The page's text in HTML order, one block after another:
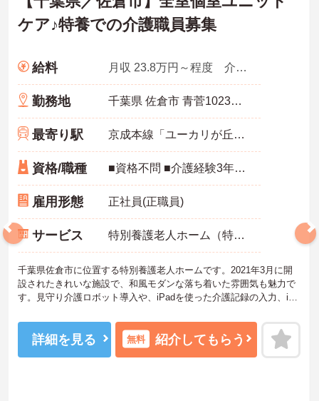
ケア♪特養での介護職員募集
給料 月収 23.8万円～程度 介護福祉士手当・介護職員処遇改善手当・夜勤4回想定
勤務地 千葉県 佐倉市 青菅1023番地14
最寄り駅 京成本線「ユーカリが丘駅」バス・車10分
資格/職種 ■資格不問 ■介護経験3年以上 必須
雇用形態 正社員(正職員)
サービス 特別養護老人ホーム（特養）
千葉県佐倉市に位置する特別養護老人ホームです。2021年3月に開
設されたきれいな施設で、和風モダンな落ち着いた雰囲気も魅力で
す。見守り介護ロボット導入や、iPadを使った介護記録の入力、iPh
れ、業務効率化にもつながっています。資格取得支援制度もあり、
働きながらスキルアップも目指せる環境です。ご興味のある方に
は、面接対策ポイントなど、さらに詳細をお話しいたしますのでお
詳細を見る 無料 紹介してもらう